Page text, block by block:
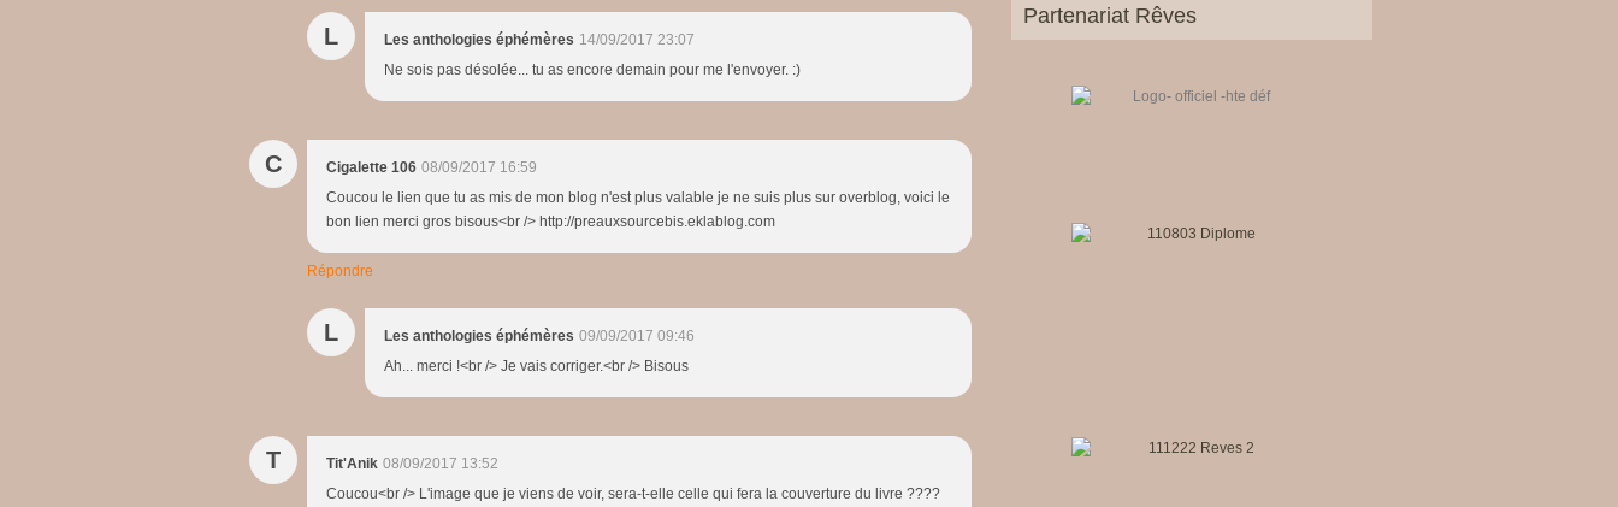
L Les anthologies éphémères 14/09/2017 23:07
Ne sois pas désolée... tu as encore demain pour me l'envoyer. :)
C Cigalette 106 08/09/2017 16:59
Coucou le lien que tu as mis de mon blog n'est plus valable je ne suis plus sur overblog, voici le
bon lien merci gros bisous<br /> http://preauxsourcebis.eklablog.com
Répondre
L Les anthologies éphémères 09/09/2017 09:46
Ah... merci !<br /> Je vais corriger.<br /> Bisous
T Tit'Anik 08/09/2017 13:52
Coucou<br /> L'image que je viens de voir, sera-t-elle celle qui fera la couverture du livre ????
Partenariat Rêves